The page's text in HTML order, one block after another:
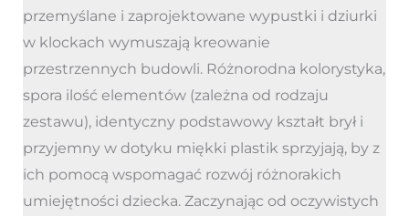
przemyślane i zaprojektowane wypustki i dziurki
w klockach wymuszają kreowanie
przestrzennych budowli. Różnorodna kolorystyka,
spora ilość elementów (zależna od rodzaju
zestawu), identyczny podstawowy kształt brył i
przyjemny w dotyku miękki plastik sprzyjają, by z
ich pomocą wspomagać rozwój różnorakich
umiejętności dziecka. Zaczynając od oczywistych